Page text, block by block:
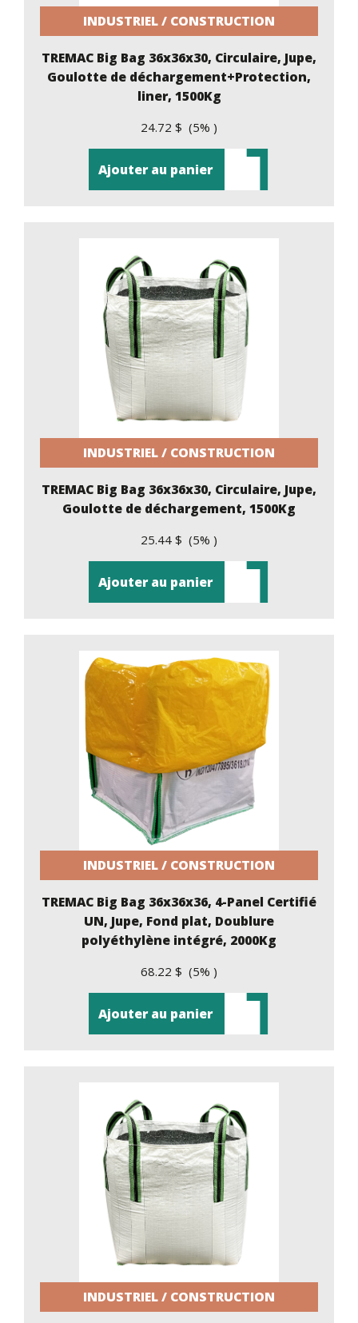
INDUSTRIEL / CONSTRUCTION
TREMAC Big Bag 36x36x30, Circulaire, Jupe,
Goulotte de déchargement+Protection,
liner, 1500Kg
24.72 $ (5% )
Ajouter au panier
INDUSTRIEL / CONSTRUCTION
TREMAC Big Bag 36x36x30, Circulaire, Jupe,
Goulotte de déchargement, 1500Kg
25.44 $ (5% )
Ajouter au panier
INDUSTRIEL / CONSTRUCTION
TREMAC Big Bag 36x36x36, 4-Panel Certifié
UN, Jupe, Fond plat, Doublure
polyéthylène intégré, 2000Kg
68.22 $ (5% )
Ajouter au panier
INDUSTRIEL / CONSTRUCTION